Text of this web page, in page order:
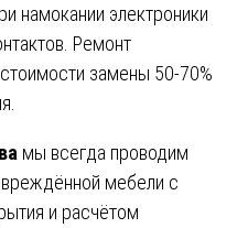
намокании электроники
Ремонт
замены 50-70%
мы всегда проводим
мебели с
и расчётом